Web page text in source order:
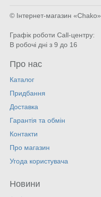
© Інтернет-магазин «Chako»
Графік роботи Call-центру:
В робочі дні з 9 до 16
Про нас
Каталог
Придбання
Доставка
Гарантія та обмін
Контакти
Про магазин
Угода користувача
Новини